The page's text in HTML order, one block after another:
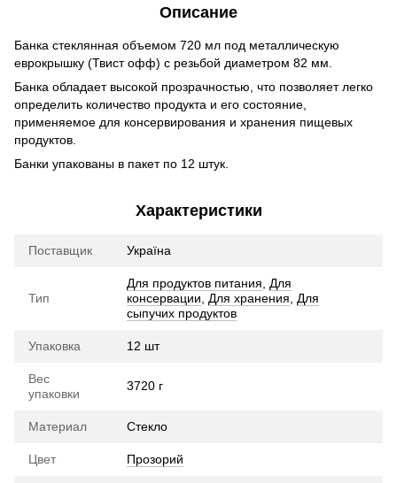
Описание
Банка стеклянная объемом 720 мл под металлическую
еврокрышку (Твист офф) с резьбой диаметром 82 мм.
Банка обладает высокой прозрачностью, что позволяет легко
определить количество продукта и его состояние,
применяемое для консервирования и хранения пищевых
продуктов.
Банки упакованы в пакет по 12 штук.
Характеристики
Поставщик Україна
Тип
Для продуктов питания
Для
консервации
Для хранения
Для
сыпучих продуктов
Упаковка 12 шт
Вес
упаковки
3720 г
Материал Стекло
Цвет Прозорий